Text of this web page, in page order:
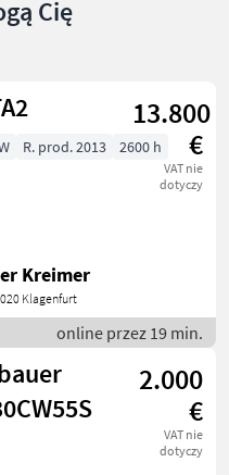
Cię
13.800
€
VAT nie
dotyczy
R. prod. 2013 2600 h
Kreimer
Klagenfurt
/
online przez 19 min.
2.000
€
VAT nie
dotyczy